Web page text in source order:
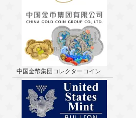
中国金幣集団コレクターコイン